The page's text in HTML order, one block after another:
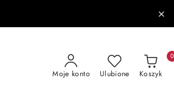
Moje konto Ulubione Koszyk
0